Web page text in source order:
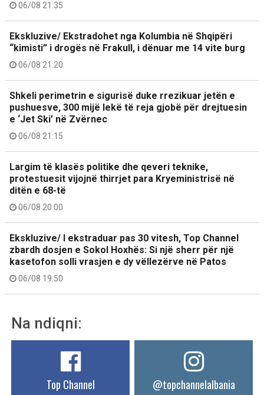
06/08 21:35
Ekskluzive/ Ekstradohet nga Kolumbia në Shqipëri
“kimisti” i drogës në Frakull, i dënuar me 14 vite burg
06/08 21:20
Shkeli perimetrin e sigurisë duke rrezikuar jetën e
pushuesve, 300 mijë lekë të reja gjobë për drejtuesin
e ‘Jet Ski’ në Zvërnec
06/08 21:15
Largim të klasës politike dhe qeveri teknike,
protestuesit vijojnë thirrjet para Kryeministrisë në
ditën e 68-të
06/08 20:00
Ekskluzive/ I ekstraduar pas 30 vitesh, Top Channel
zbardh dosjen e Sokol Hoxhës: Si një sherr për një
kasetofon solli vrasjen e dy vëllezërve në Patos
06/08 19:50
Na ndiqni:
Top Channel @topchannelalbania